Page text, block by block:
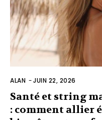
ALAN -JUIN 22, 2026
Santé et string
: comment allier